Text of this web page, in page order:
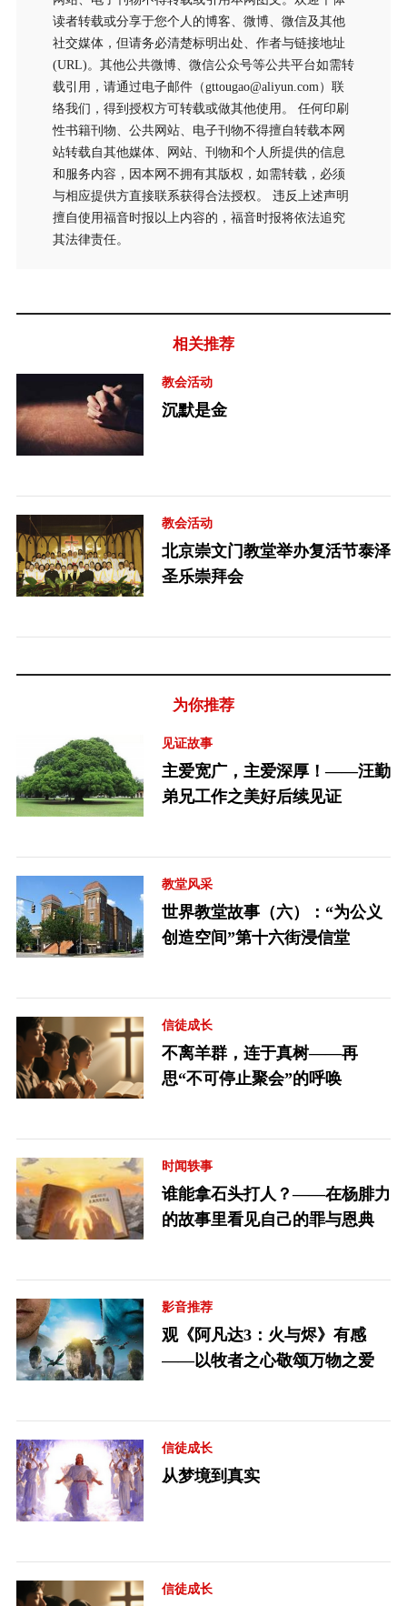
读者转载或分享于您个人的博客、微博、微信及其他
社交媒体，但请务必清楚标明出处、作者与链接地址
(URL)。其他公共微博、微信公众号等公共平台如需转
载引用，请通过电子邮件（gttougao@aliyun.com）联
络我们，得到授权方可转载或做其他使用。 任何印刷
性书籍刊物、公共网站、电子刊物不得擅自转载本网
站转载自其他媒体、网站、刊物和个人所提供的信息
和服务内容，因本网不拥有其版权，如需转载，必须
与相应提供方直接联系获得合法授权。 违反上述声明
擅自使用福音时报以上内容的，福音时报将依法追究
其法律责任。
相关推荐
教会活动
沉默是金
教会活动
北京崇文门教堂举办复活节泰泽
圣乐崇拜会
为你推荐
见证故事
主爱宽广，主爱深厚！——汪勤
弟兄工作之美好后续见证
教堂风采
世界教堂故事（六）：“为公义
创造空间”第十六街浸信堂
信徒成长
不离羊群，连于真树——再
思“不可停止聚会”的呼唤
时闻轶事
谁能拿石头打人？——在杨腓力
的故事里看见自己的罪与恩典
影音推荐
观《阿凡达3：火与烬》有感
——以牧者之心敬颂万物之爱
信徒成长
从梦境到真实
信徒成长